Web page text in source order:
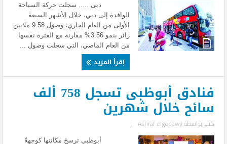
دبى ..... سجلت حركة السياحة
الوافدة إلى دبي، خلال الأشهر السبعة
الأولى من العام الجاري، وصول 9.58 ملايين
زائر بنمو 3.56% مقارنة مع الفترة نفسها
من العام الماضي، التي سجلت وصول ...
إقرأ المزيد
فنادق أبوظبى تسجل 758 ألف
سائح خلال شهرين
كتب بواسطةAshraf elgedawy
|
أبوظبي ترسخ مكانتها كوجهةً